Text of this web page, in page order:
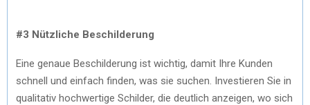
#3 Nützliche Beschilderung
Eine genaue Beschilderung ist wichtig, damit Ihre Kunden
schnell und einfach finden, was sie suchen. Investieren Sie in
qualitativ hochwertige Schilder, die deutlich anzeigen, wo sich